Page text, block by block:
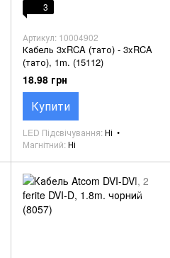
3
Артикул: 10004902
Кабель 3xRCA (тато) - 3xRCA
(тато), 1m. (15112)
18.98 грн
Купити
LED Підсвічування Ні
Магнітний Ні